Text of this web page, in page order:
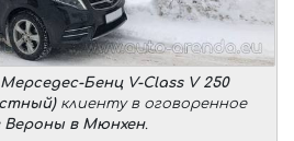
Мерседес-Бенц V-Class V 250
клиенту в оговоренное
Вероны в Мюнхен.